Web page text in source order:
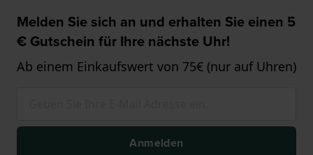
Melden Sie sich an und erhalten Sie einen 5
€ Gutschein für Ihre nächste Uhr!
Ab einem Einkaufswert von 75€ (nur auf Uhren)
Anmelden